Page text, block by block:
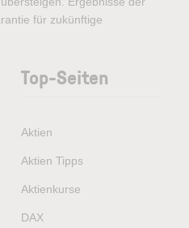
für zukünftige
Top-Seiten
Aktien
Aktien Tipps
Aktienkurse
DAX